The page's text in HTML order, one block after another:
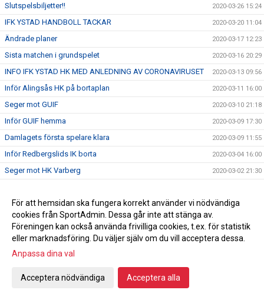
Slutspelsbiljetter!! 2020-03-26 15:24
IFK YSTAD HANDBOLL TACKAR 2020-03-20 11:04
Ändrade planer 2020-03-17 12:23
Sista matchen i grundspelet 2020-03-16 20:29
INFO IFK YSTAD HK MED ANLEDNING AV CORONAVIRUSET 2020-03-13 09:56
Inför Alingsås HK på bortaplan 2020-03-11 16:00
Seger mot GUIF 2020-03-10 21:18
Inför GUIF hemma 2020-03-09 17:30
Damlagets första spelare klara 2020-03-09 11:55
Inför Redbergslids IK borta 2020-03-04 16:00
Seger mot HK Varberg 2020-03-02 21:30
Inför HK Varberg på hemmaplan
Pusselbitarna börja falla på plats 2020-02-29 18:47
#UNIK&#10084;&#65039;
Efter match mot HK Malmö
Tre IFK spelare kontrakterade för 2 nya år!
För att hemsidan ska fungera korrekt använder vi nödvändiga
cookies från SportAdmin. Dessa går inte att stänga av.
Föreningen kan också använda frivilliga cookies, t.ex. för statistik
eller marknadsföring. Du väljer själv om du vill acceptera dessa.
Anpassa dina val
Acceptera nödvändiga Acceptera alla